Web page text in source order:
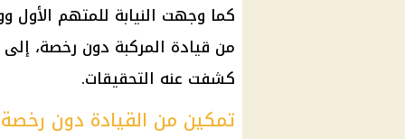
كما وجهت النيابة للمتهم الأول
من قيادة المركبة دون رخصة،
كشفت عنه التحقيقات.
تمكين من القيادة دون رخصة